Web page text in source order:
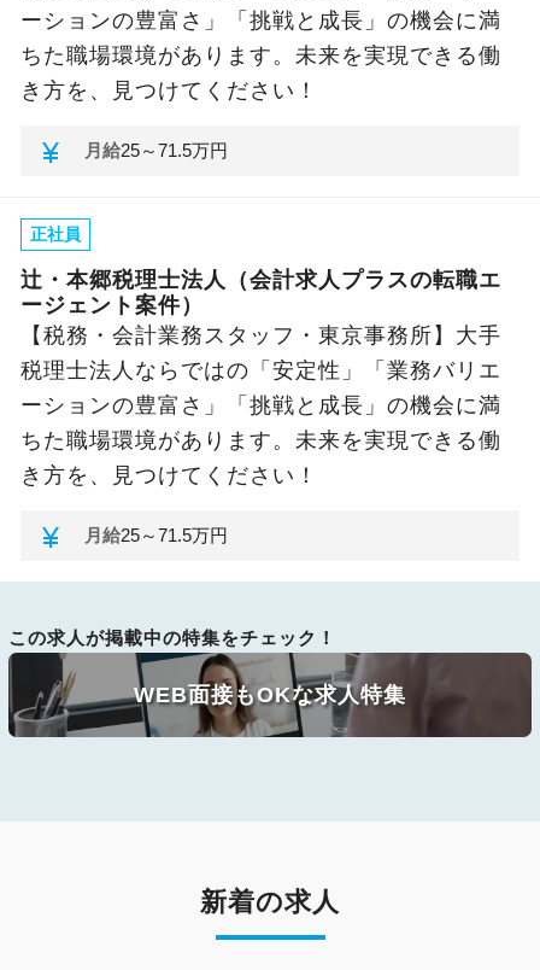
ーションの豊富さ」「挑戦と成長」の機会に満
ちた職場環境があります。未来を実現できる働
き方を、見つけてください！
currency_yen 月給25～71.5万円
正社員
辻・本郷税理士法人（会計求人プラスの転職エ
ージェント案件）
【税務・会計業務スタッフ・東京事務所】大手
税理士法人ならではの「安定性」「業務バリエ
ーションの豊富さ」「挑戦と成長」の機会に満
ちた職場環境があります。未来を実現できる働
き方を、見つけてください！
currency_yen 月給25～71.5万円
この求人が掲載中の特集をチェック！
WEB面接もOKな求人特集
新着の求人